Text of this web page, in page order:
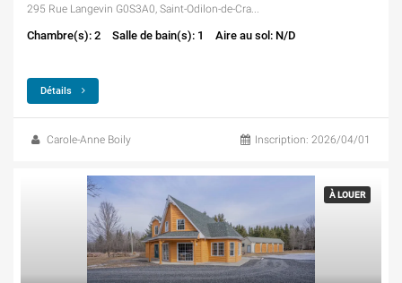
295 Rue Langevin G0S3A0, Saint-Odilon-de-Cranbourne
Chambre(s): 2 Salle de bain(s): 1 Aire au sol: N/D
Détails
Carole-Anne Boily Inscription: 2026/04/01
À LOUER